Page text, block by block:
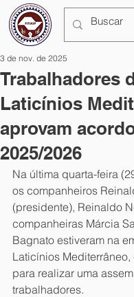
Trabalhadores
Laticínios
aprovam
2025/2026
3 de nov. de 2025
Na última quarta-feira
os companheiros
(presidente), Reinaldo
companheiras Márcia
Bagnato estiveram na
Laticínios Mediterrâneo,
para realizar uma
trabalhadores.